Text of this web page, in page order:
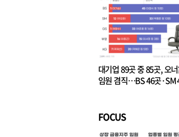
대기업 89곳 중 85곳, 오
임원 겸직…BS 46곳·SM
FOCUS